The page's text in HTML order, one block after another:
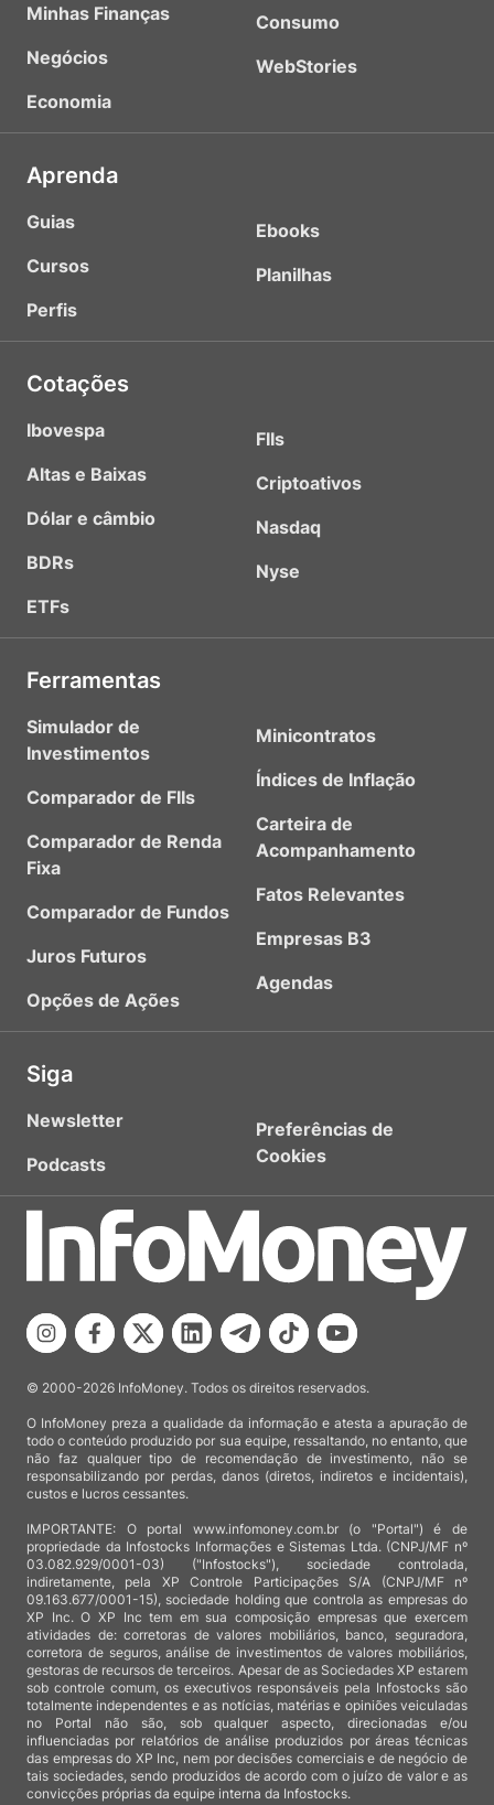
Minhas Finanças
Negócios
Economia
Consumo
WebStories
Aprenda
Guias
Cursos
Perfis
Ebooks
Planilhas
Cotações
Ibovespa
Altas e Baixas
Dólar e câmbio
BDRs
ETFs
FIIs
Criptoativos
Nasdaq
Nyse
Ferramentas
Simulador de
Investimentos
Comparador de FIIs
Comparador de Renda
Fixa
Comparador de Fundos
Juros Futuros
Opções de Ações
Minicontratos
Índices de Inflação
Carteira de
Acompanhamento
Fatos Relevantes
Empresas B3
Agendas
Siga
Newsletter
Podcasts
Preferências de
Cookies
© 2000-2026 InfoMoney. Todos os direitos reservados.
O InfoMoney preza a qualidade da informação e atesta a apuração de
todo o conteúdo produzido por sua equipe, ressaltando, no entanto, que
não faz qualquer tipo de recomendação de investimento, não se
responsabilizando por perdas, danos (diretos, indiretos e incidentais),
custos e lucros cessantes.
IMPORTANTE: O portal www.infomoney.com.br (o "Portal") é de
propriedade da Infostocks Informações e Sistemas Ltda. (CNPJ/MF nº
03.082.929/0001-03) ("Infostocks"), sociedade controlada,
indiretamente, pela XP Controle Participações S/A (CNPJ/MF nº
09.163.677/0001-15), sociedade holding que controla as empresas do
XP Inc. O XP Inc tem em sua composição empresas que exercem
atividades de: corretoras de valores mobiliários, banco, seguradora,
corretora de seguros, análise de investimentos de valores mobiliários,
gestoras de recursos de terceiros. Apesar de as Sociedades XP estarem
sob controle comum, os executivos responsáveis pela Infostocks são
totalmente independentes e as notícias, matérias e opiniões veiculadas
no Portal não são, sob qualquer aspecto, direcionadas e/ou
influenciadas por relatórios de análise produzidos por áreas técnicas
das empresas do XP Inc, nem por decisões comerciais e de negócio de
tais sociedades, sendo produzidos de acordo com o juízo de valor e as
convicções próprias da equipe interna da Infostocks.